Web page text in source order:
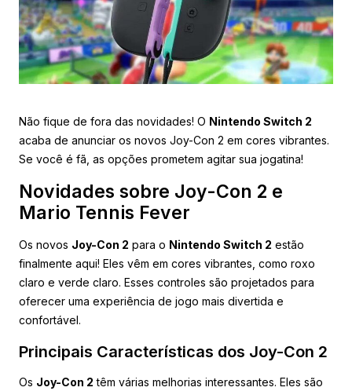
Não fique de fora das novidades! O Nintendo Switch 2
acaba de anunciar os novos Joy-Con 2 em cores vibrantes.
Se você é fã, as opções prometem agitar sua jogatina!
Novidades sobre Joy-Con 2 e
Mario Tennis Fever
Os novos Joy-Con 2 para o Nintendo Switch 2 estão
finalmente aqui! Eles vêm em cores vibrantes, como roxo
claro e verde claro. Esses controles são projetados para
oferecer uma experiência de jogo mais divertida e
confortável.
Principais Características dos Joy-Con 2
Os Joy-Con 2 têm várias melhorias interessantes. Eles são